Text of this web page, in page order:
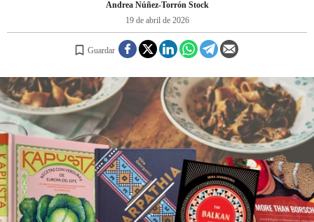
REGISTRO
INICIAR SESIÓN
Andrea Núñez-Torrón Stock
19 de abril de 2026
Guardar